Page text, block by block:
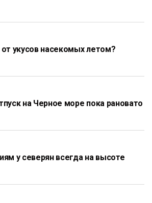
от укусов насекомых летом?
на Черное море пока рановато
у северян всегда на высоте